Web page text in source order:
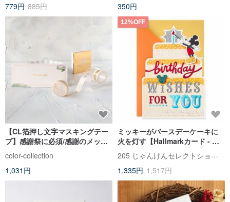
779円 885円
350円
【CL箔押し文字マスキングテー
プ】感謝祭に必須/感謝のメッセ
ージ Thank You。1.5CMX5M
color-collection
1,031円
12%OFF
ミッキーがバースデーケーキに
火を灯す【Hallmarkカード - デ
ィズニーDisney】
205 じゃんけんセレクトショップ
1,335円 1,517円